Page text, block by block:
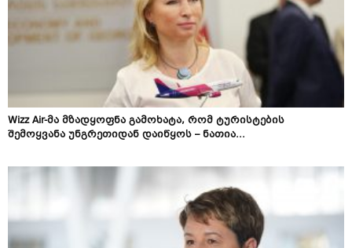
Wizz Air-მა მზადყოფნა გამოხატა, რომ ტურისტების
შემოყვანა უნგრეთიდან დაიწყოს – ნათია...